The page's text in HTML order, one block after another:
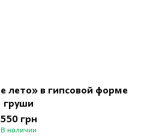
лето» в гипсовой форме
груши
550 грн
В наличии